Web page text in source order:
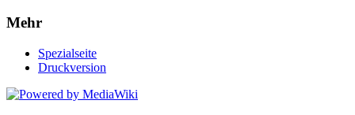
Mehr
Spezialseite
Druckversion